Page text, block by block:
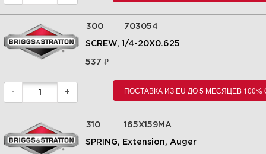
300 703054
SCREW, 1/4-20X0.625
537₽
- + ПОСТАВКА ИЗ EU ДО 5 МЕСЯЦЕВ
310 165X159MA
SPRING, Extension, Auger